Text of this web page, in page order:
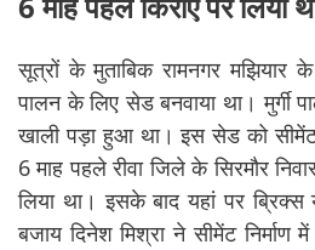
सूत्रों के मुताबिक रामनगर मझियार
पालन के लिए सेड बनवाया था। मुर्गी
खाली पड़ा हुआ था। इस सेड को
6 माह पहले रीवा जिले के सिरमौर
लिया था। इसके बाद यहां पर ब्रिक्स
बजाय दिनेश मिश्रा ने सीमेंट निर्माण